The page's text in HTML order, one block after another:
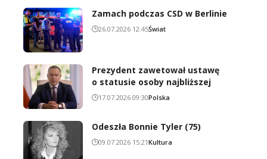
Zamach podczas CSD w Berlinie
26.07.2026 12:45Świat
Prezydent zawetował ustawę
o statusie osoby najbliższej
17.07.2026 09:30Polska
Odeszła Bonnie Tyler (75)
09.07.2026 15:21Kultura